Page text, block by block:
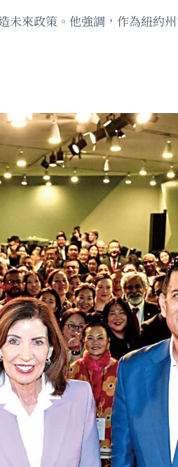
來政策。他強調，作為紐約